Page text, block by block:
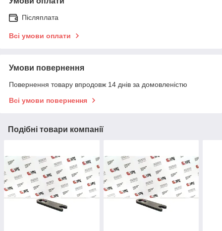
Післяплата
Всі умови оплати
Умови повернення
Повернення товару впродовж 14 днів за домовленістю
Всі умови повернення
Подібні товари компанії